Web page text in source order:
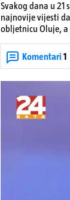
Svakog dana u
najnovije vijesti
obljetnicu Oluje,
upozorenjima
Krško.
Komentari 1